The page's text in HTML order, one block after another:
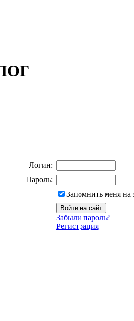
Логин:
Пароль:
Запомнить меня на
Забыли пароль?
Регистрация